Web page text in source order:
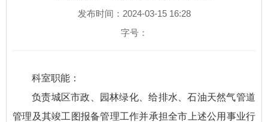
发布时间：2024-03-15 16:28
字号：
科室职能：
负责城区市政、园林绿化、给排水、石油天然气管道
管理及其竣工图报备管理工作并承担全市上述公用事业行